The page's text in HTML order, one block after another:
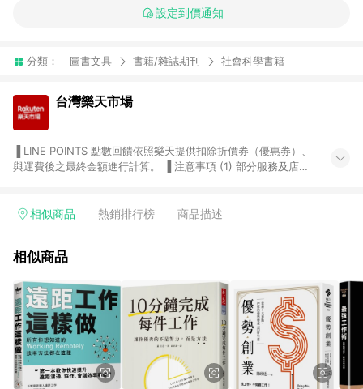
設定到價通知
分類： 圖書文具 書籍/雜誌期刊 社會科學書籍
台灣樂天市場
與運費後之最終金額進行計算。 ▐ 注意事項 (1) 部分服務及店家
Smart mobile、神腦生活、JS巨盛、樂天KOBO電子書，請詳閱
台灣樂天市場，並在同一瀏覽器於24小時內結帳，才享有 LINE
市場 45 天內完成訂單出貨及結帳，則不符合贈點資格。 (4) 如
使用APP、或中途瀏覽比價網、回饋網、Google等其他網頁、或
由網頁版(電腦版/手機版網頁)切換為App都將會造成追蹤中斷而
無法進行 LINE POINTS 回饋。 (5) LINE 購物為購物資訊整合性
平台，商品資料更新會有時間差，如顯示之商品規格、顏色、價
位、贈品與台灣樂天市場銷售網頁不符，以銷售網頁標示為準。
(6) 導購訂單已逾 365 天，根據台灣樂天回饋規定，逾期訂單將
相似商品 熱銷排行榜 商品描述
相似商品